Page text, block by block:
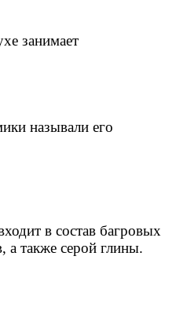
занимает
называли его
в состав багровых
а также серой глины.